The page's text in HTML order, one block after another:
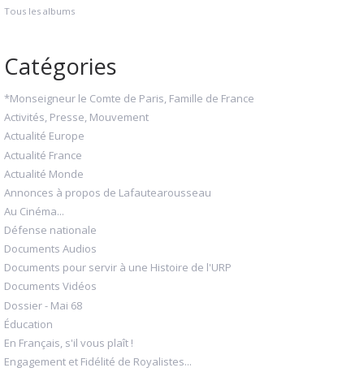
Tous les albums
Catégories
*Monseigneur le Comte de Paris, Famille de France
Activités, Presse, Mouvement
Actualité Europe
Actualité France
Actualité Monde
Annonces à propos de Lafautearousseau
Au Cinéma...
Défense nationale
Documents Audios
Documents pour servir à une Histoire de l'URP
Documents Vidéos
Dossier - Mai 68
Éducation
En Français, s'il vous plaît !
Engagement et Fidélité de Royalistes...